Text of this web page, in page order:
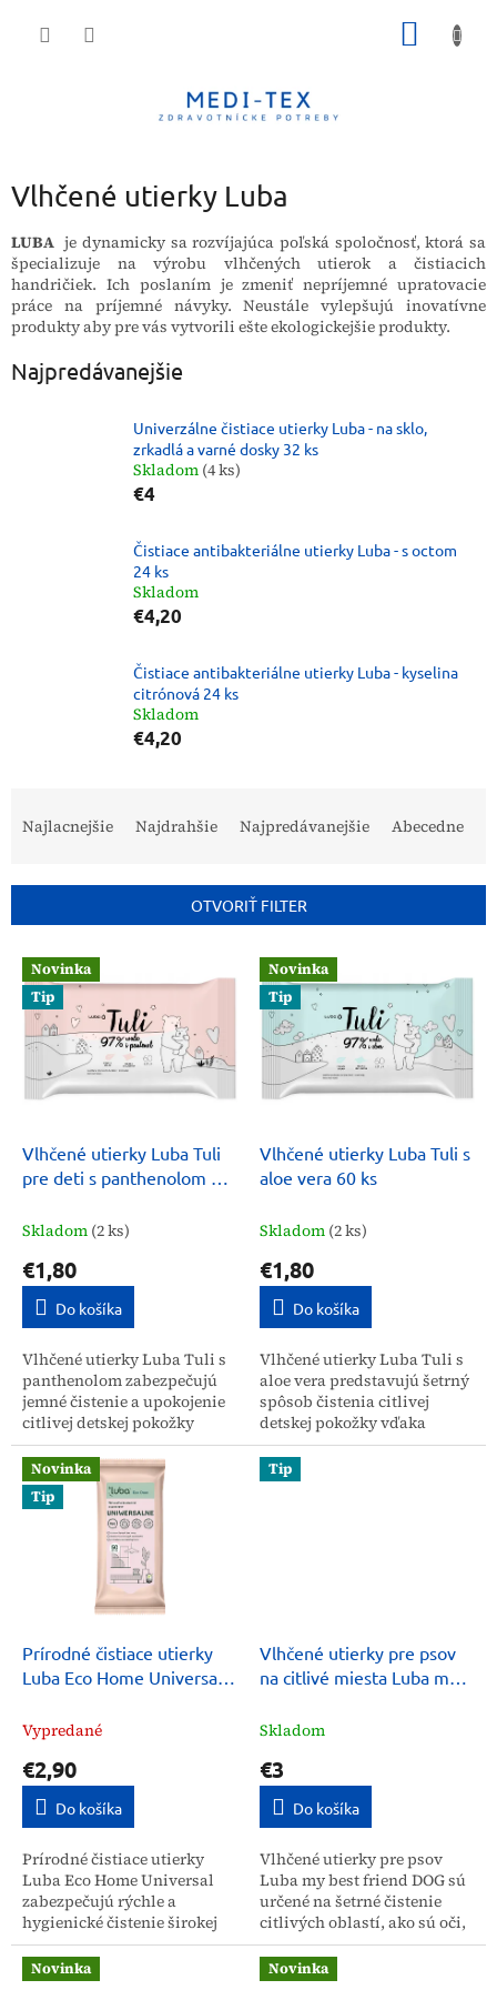
Vlhčené utierky Luba
LUBA je dynamicky sa rozvíjajúca poľská spoločnosť, ktorá sa
špecializuje na výrobu vlhčených utierok a čistiacich
handričiek. Ich poslaním je zmeniť nepríjemné upratovacie
práce na príjemné návyky. Neustále vylepšujú inovatívne
produkty aby pre vás vytvorili ešte ekologickejšie produkty.
Najpredávanejšie
Univerzálne čistiace utierky Luba - na sklo,
zrkadlá a varné dosky 32 ks
Skladom (4 ks)
€4
Čistiace antibakteriálne utierky Luba - s octom
24 ks
Skladom
€4,20
Čistiace antibakteriálne utierky Luba - kyselina
citrónová 24 ks
Skladom
€4,20
i
o
Najlacnejšie Najdrahšie Najpredávanejšie Abecedne
OTVORIŤ FILTER
V
p
d
Novinka
Tip
Vlhčené utierky Luba Tuli
pre deti s panthenolom 60
Skladom (2 ks)
€1,80
Do košíka
Vlhčené utierky Luba Tuli s
panthenolom zabezpečujú
jemné čistenie a upokojenie
citlivej detskej pokožky
vďaka svojmu šetrnému
zloženiu. Balenie obsahuje
60 kusov obrúskov,...
Novinka
Tip
Vlhčené utierky Luba Tuli s
aloe vera 60 ks
Skladom (2 ks)
€1,80
Do košíka
Vlhčené utierky Luba Tuli s
aloe vera predstavujú šetrný
spôsob čistenia citlivej
detskej pokožky vďaka
zloženiu s vysokým
podielom vody. Balenie
obsahuje 60 kusov
Novinka
Tip
Prírodné čistiace utierky
Luba Eco Home Universal
Vypredané
€2,90
Do košíka
Prírodné čistiace utierky
Luba Eco Home Universal
zabezpečujú rýchle a
hygienické čistenie širokej
škály povrchov vo vašej
domácnosti. Balenie
Tip
Vlhčené utierky pre psov
na citlivé miesta Luba my
Skladom
€3
Do košíka
Vlhčené utierky pre psov
Luba my best friend DOG sú
určené na šetrné čistenie
citlivých oblastí, ako sú oči,
uši a kožné záhyby. Vďaka
zloženiu na báze
Novinka Novinka